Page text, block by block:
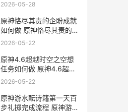
2026-05-28
原神恪尽其责的企盼成就
如何做 原神恪尽其责的句
子
2026-05-22
原神4.6超越时空之空想
任务如何做 原神4.6超越
时空之空想
2026-05-22
原神游水酝诗籍第一天百
步礼掷完成流程 原神游水